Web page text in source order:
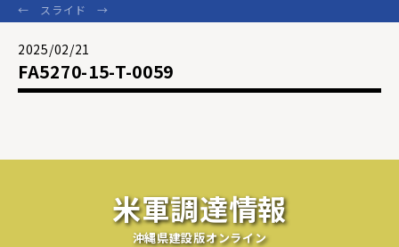
2025/02/21
FA5270-15-T-0059
米軍調達情報
沖縄県建設版オンライン